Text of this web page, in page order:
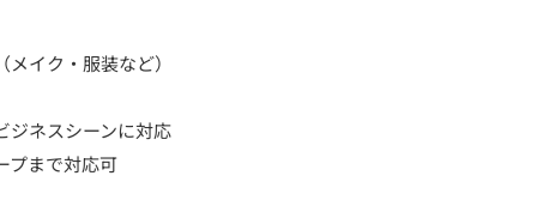
イク・服装など）
ジネスシーンに対応
プまで対応可